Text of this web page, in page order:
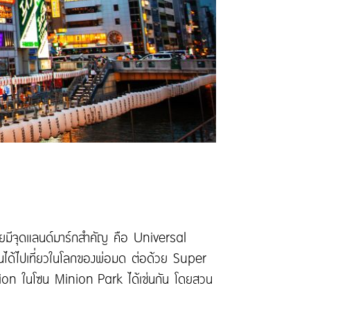
ดยมีจุดแลนด์มาร์กสำคัญ คือ Universal
ปเที่ยวในโลกของพ่อมด ต่อด้วย Super
ในโซน Minion Park ได้เช่นกัน โดยสวน